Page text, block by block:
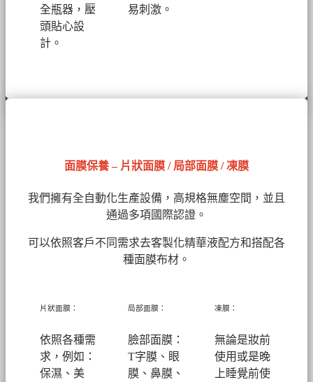
全瓶器，壓
頭貼心設
計。
易刺激。
面膜保養 – 片狀面膜 / 局部面膜 / 凍膜
我們擁有全自動化生產設備，高規格無塵空間，並且
通過多項國際認證。
可以依照客戶不同需求去客製化精華液配方和搭配各
種面膜布材。
片狀面膜：
依照各種需
求，例如：
保濕、美
局部面膜：
臉部面膜：
T字膜、眼
膜、鼻膜、
凍膜：
無論是妝前
使用或是晚
上睡覺前使